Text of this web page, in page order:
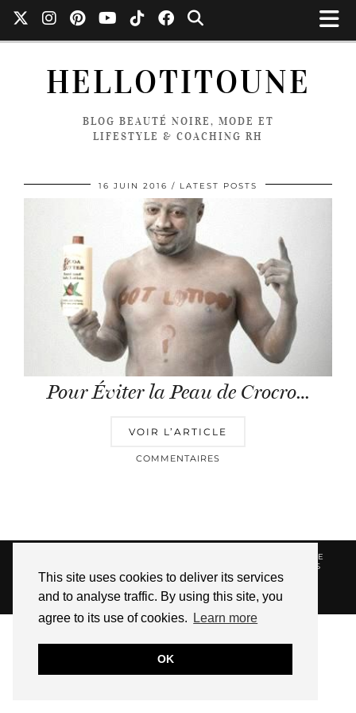
This site uses cookies to deliver its services
and to analyse traffic. By using this site, you
agree to its use of cookies.
Learn more
OK
HELLOTITOUNE
BLOG BEAUTÉ NOIRE, MODE ET
LIFESTYLE & COACHING RH
16 JUIN 2016 LATEST POSTS
Pour Éviter la Peau de Crocro…
VOIR L’ARTICLE
COMMENTAIRES
POLITIQUE DE
LIENS
AFFILIES
WEBSITE DESIGN BYpipdig